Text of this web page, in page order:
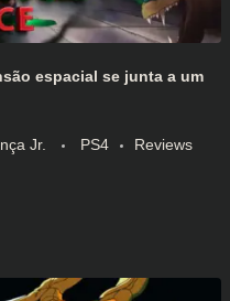
espacial se junta a um
Jr. PS4 Reviews